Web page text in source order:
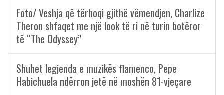
Foto/ Veshja që tërhoqi gjithë vëmendjen, Charlize
Theron shfaqet me një look të ri në turin botëror
të “The Odyssey”
Shuhet legjenda e muzikës flamenco, Pepe
Habichuela ndërron jetë në moshën 81-vjeçare